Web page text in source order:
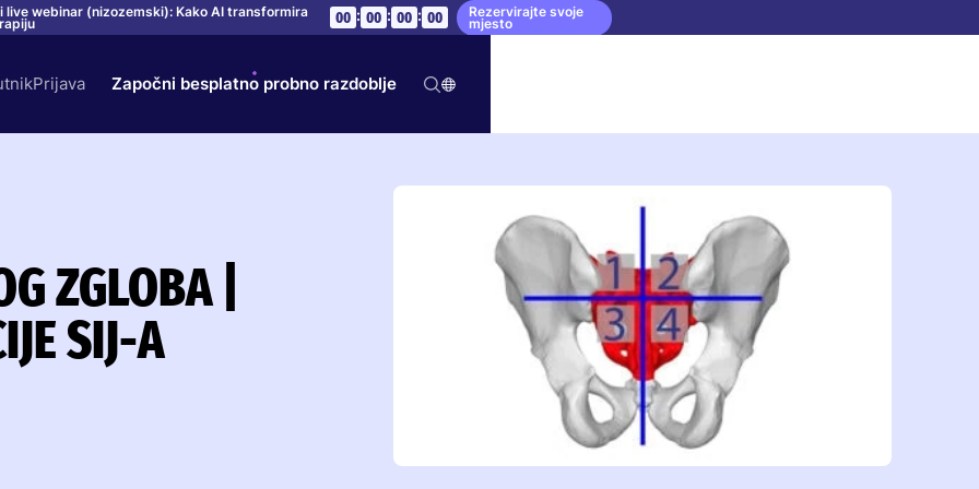
live webinar (nizozemski): Kako AI transformira 00 : 00 : 00 : 00 Rezervirajte svoje
mjesto
Prijava Započni besplatno probno razdoblje
ZGLOBA |
SIJ-A